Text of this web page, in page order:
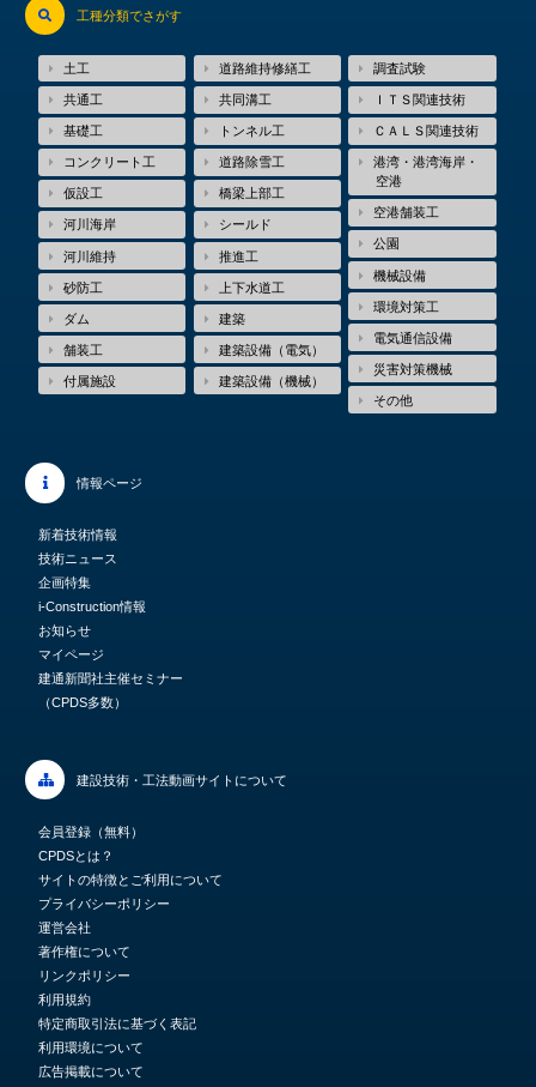
工種分類でさがす
土工
共通工
基礎工
コンクリート工
仮設工
河川海岸
河川維持
砂防工
ダム
舗装工
付属施設
道路維持修繕工
共同溝工
トンネル工
道路除雪工
橋梁上部工
シールド
推進工
上下水道工
建築
建築設備（電気）
建築設備（機械）
調査試験
ＩＴＳ関連技術
ＣＡＬＳ関連技術
港湾・港湾海岸・
空港
空港舗装工
公園
機械設備
環境対策工
電気通信設備
災害対策機械
その他
情報ページ
新着技術情報
技術ニュース
企画特集
i-Construction情報
お知らせ
マイページ
建通新聞社主催セミナー
（CPDS多数）
建設技術・工法動画サイトについて
会員登録（無料）
CPDSとは？
サイトの特徴とご利用について
プライバシーポリシー
運営会社
著作権について
リンクポリシー
利用規約
特定商取引法に基づく表記
利用環境について
広告掲載について